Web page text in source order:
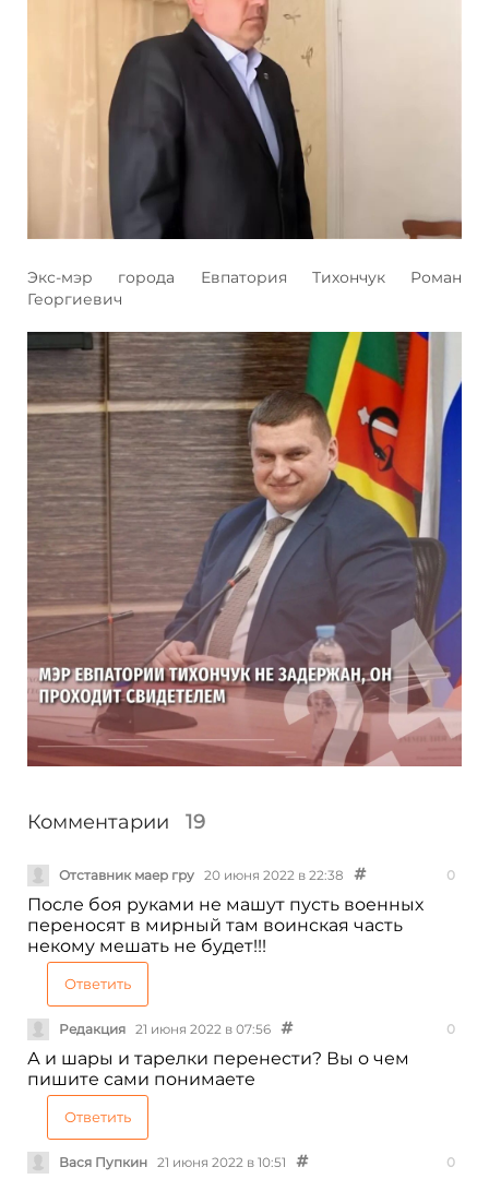
Экс-мэр города Евпатория Тихончук Роман
Георгиевич
Комментарии 19
Отставник маер гру 20 июня 2022 в 22:38 0
После боя руками не машут пусть военных
переносят в мирный там воинская часть
некому мешать не будет!!!
Ответить
Редакция 21 июня 2022 в 07:56 0
А и шары и тарелки перенести? Вы о чем
пишите сами понимаете
Ответить
Вася Пупкин 21 июня 2022 в 10:51 0